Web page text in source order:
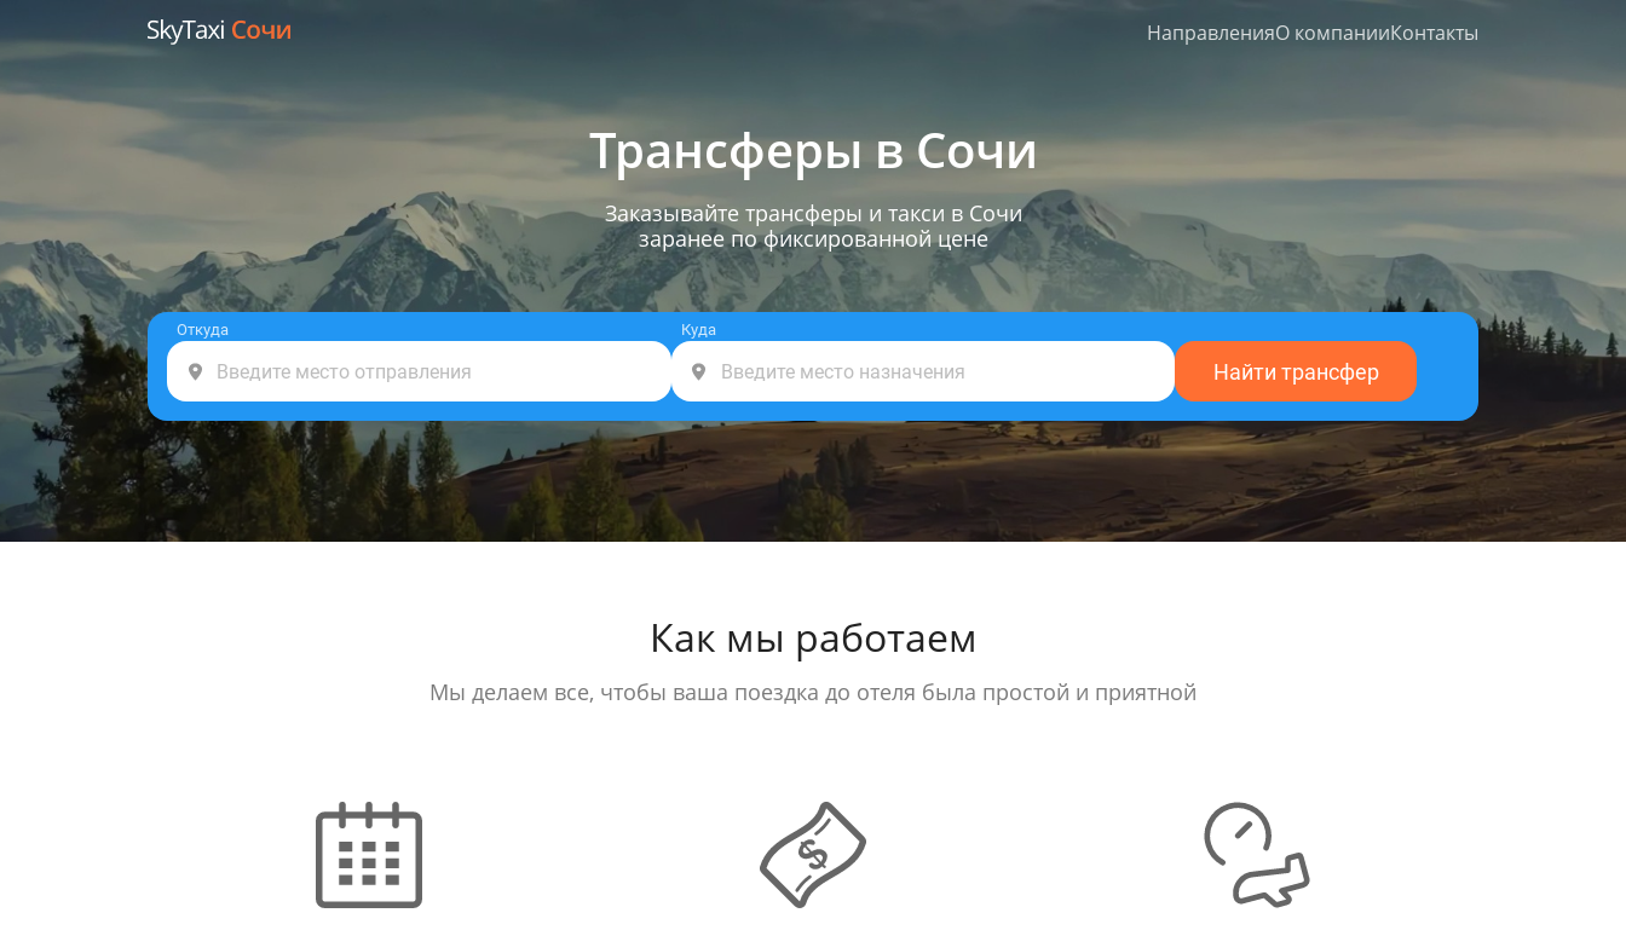
НаправленияО компанииКонтакты
Трансферы в Сочи
Заказывайте трансферы и такси в Сочи
заранее по фиксированной цене
Откуда Куда
Найти трансфер
Как мы работаем
Мы делаем все, чтобы ваша поездка до отеля была простой и приятной